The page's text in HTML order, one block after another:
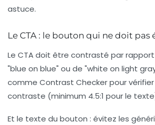
astuce.
Le CTA : le bouton qui ne doit pas
Le CTA doit être contrasté par
"blue on blue" ou de "white on light
comme Contrast Checker pour
contraste (minimum 4.5:1 pour le
Et le texte du bouton : évitez les